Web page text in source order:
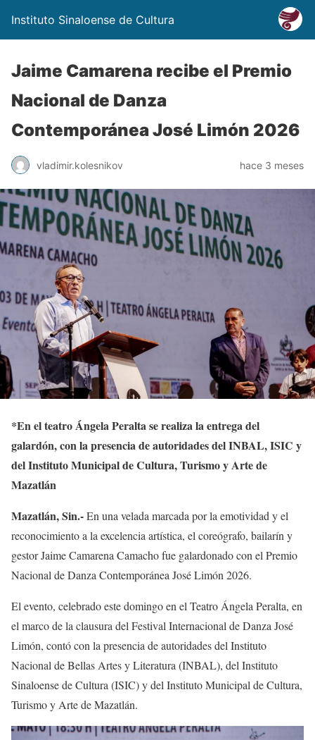
Instituto Sinaloense de Cultura
Jaime Camarena recibe el Premio
Nacional de Danza
Contemporánea José Limón 2026
vladimir.kolesnikov hace 3 meses
*En el teatro Ángela Peralta se realiza la entrega del
galardón, con la presencia de autoridades del INBAL, ISIC y
del Instituto Municipal de Cultura, Turismo y Arte de
Mazatlán
Mazatlán, Sin.-En una velada marcada por la emotividad y el
reconocimiento a la excelencia artística, el coreógrafo, bailarín y
gestor Jaime Camarena Camacho fue galardonado con el Premio
Nacional de Danza Contemporánea José Limón 2026.
El evento, celebrado este domingo en el Teatro Ángela Peralta, en
el marco de la clausura del Festival Internacional de Danza José
Limón, contó con la presencia de autoridades del Instituto
Nacional de Bellas Artes y Literatura (INBAL), del Instituto
Sinaloense de Cultura (ISIC) y del Instituto Municipal de Cultura,
Turismo y Arte de Mazatlán.